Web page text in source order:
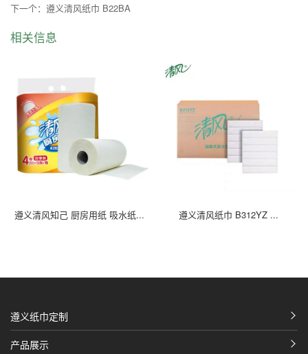
下一个： 遵义清风纸巾 B22BA
相关信息
遵义清风知己 厨房用纸 吸水纸... 遵义清风纸巾 B312YZ ...
遵义纸巾定制
产品展示